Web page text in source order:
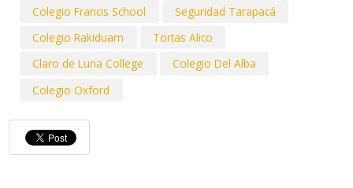
Colegio Francis School
Seguridad Tarapacá
Colegio Rakiduam
Tortas Alico
Claro de Luna College
Colegio Del Alba
Colegio Oxford